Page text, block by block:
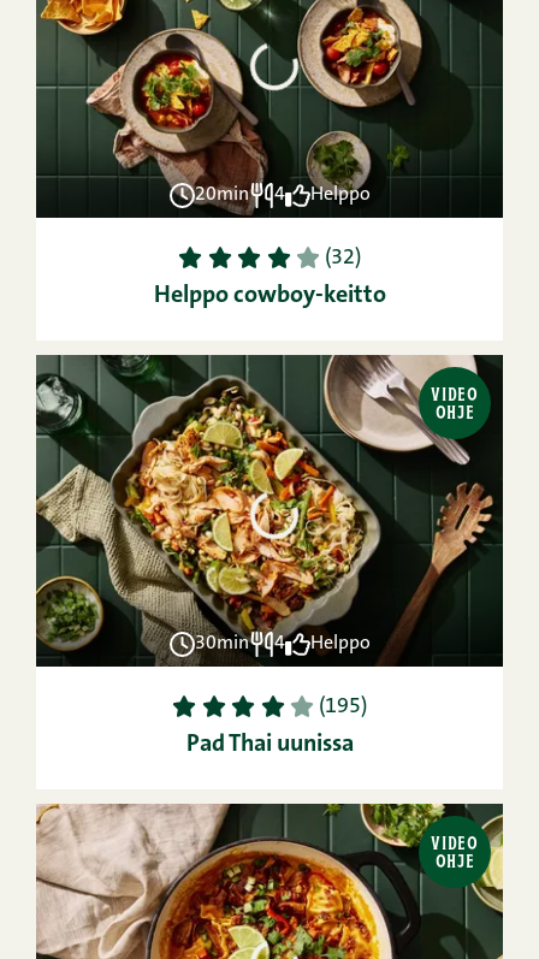
20min 4 Helppo
1 2 3 4 5 (32)
Helppo cowboy-keitto
VIDEO
OHJE
30min 4 Helppo
1 2 3 4 5 (195)
Pad Thai uunissa
VIDEO
OHJE